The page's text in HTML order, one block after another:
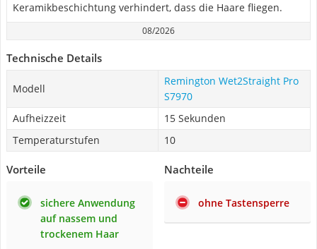
Keramikbeschichtung verhindert, dass die Haare fliegen.
08/2026
Technische Details
Modell
Remington Wet2Straight Pro
S7970
Aufheizzeit
15 Sekunden
Temperaturstufen
10
Vorteile
sichere Anwendung
auf nassem und
trockenem Haar
Nachteile
ohne Tastensperre